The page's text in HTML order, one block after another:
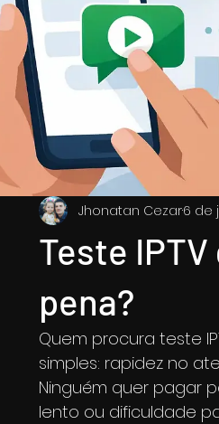
Teste
pena?
Jhonatan Cezar6 de
Quem procura teste
simples: rapidez no
Ninguém quer pagar
lento ou dificuldade